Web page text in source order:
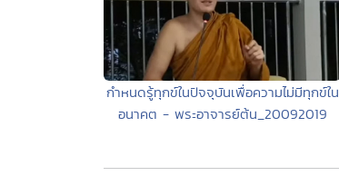
กำหนดรู้ทุกข์ในปัจจุบันเพื่อความไม่มีทุกข์ใน
อนาคต - พระอาจารย์ต้น_20092019